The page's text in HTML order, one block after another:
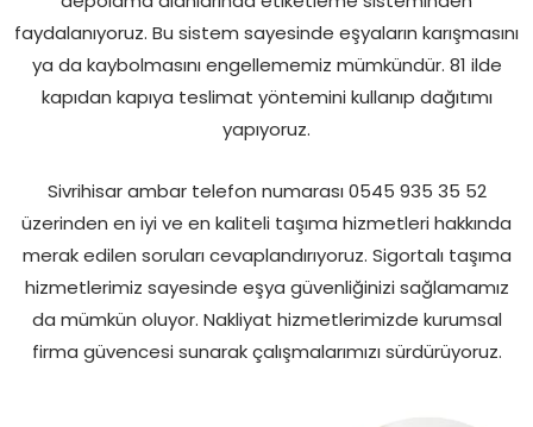
faydalanıyoruz. Bu sistem sayesinde eşyaların karışmasını
ya da kaybolmasını engellememiz mümkündür. 81 ilde
kapıdan kapıya teslimat yöntemini kullanıp dağıtımı
yapıyoruz.
Sivrihisar ambar telefon numarası 0545 935 35 52
üzerinden en iyi ve en kaliteli taşıma hizmetleri hakkında
merak edilen soruları cevaplandırıyoruz. Sigortalı taşıma
hizmetlerimiz sayesinde eşya güvenliğinizi sağlamamız
da mümkün oluyor. Nakliyat hizmetlerimizde kurumsal
firma güvencesi sunarak çalışmalarımızı sürdürüyoruz.